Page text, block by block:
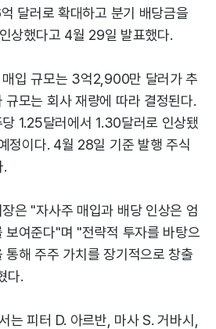
달러로 확대하고 분기 배당금을
상했다고 4월 29일 발표했다.
매입 규모는 3억2,900만 달러가 추
규모는 회사 재량에 따라 결정된다.
1.25달러에서 1.30달러로 인상됐
정이다. 4월 28일 기준 발행 주식
.
은 "자사주 매입과 배당 인상은 엄
보여준다"며 "전략적 투자를 바탕으
통해 주주 가치를 장기적으로 창출
다.
는 피터 D. 아르반, 마사 S. 거바시,